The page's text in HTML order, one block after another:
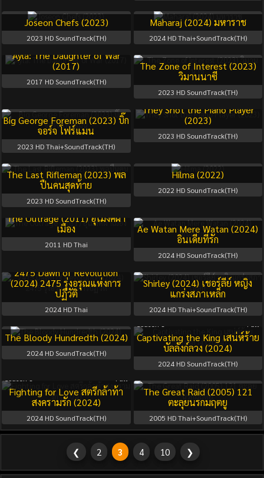
Joseon Chefs (2023)
2023 HD SoundTrack(TH)
Maharaj (2024) มหาราช
2024HD Thai+SoundTrack(TH)
Ayla: The Daughter of War
(2017)
2017 HD SoundTrack(TH)
The Zone of Interest (2023)
วิมานนาซี
2023 HD SoundTrack(TH)
Big George Foreman (2023) บิ๊ก
จอร์จ โฟร์แมน
2023 HD Thai+SoundTrack(TH)
They Shot the Piano Player
(2023)
2023 HD SoundTrack(TH)
The Last Rifleman (2023) พล
ปืนคนสุดท้าย
2023 HD SoundTrack(TH)
Hilma (2022)
2022 HD SoundTrack(TH)
The Outrage (2011) อุโมงค์ผา
เมือง
2011 HD Thai
Ae Watan Mere Watan (2024)
อินเดียที่รัก
2024 HD SoundTrack(TH)
2475 Dawn of Revolution
(2024) 2475 รุ่งอรุณแห่งการ
ปฏิวัติ
2024HD Thai
Shirley (2024) เชอร์ลีย์ หญิง
แกร่งสภาเหล็ก
2024HD Thai+SoundTrack(TH)
The Bloody Hundredth (2024)
2024HD SoundTrack(TH)
Captivating the King เสน่ห์ร้าย
บัลลังก์ลวง (2024)
2024 HD SoundTrack(TH)
Fighting for Love สตรีกล้าท้า
สงครามรัก (2024)
2024HD SoundTrack(TH)
The Great Raid (2005) 121
ตะลุยนรกมฤตยู
2005 HD Thai+SoundTrack(TH)
❮ 2 3 4 10 ❯